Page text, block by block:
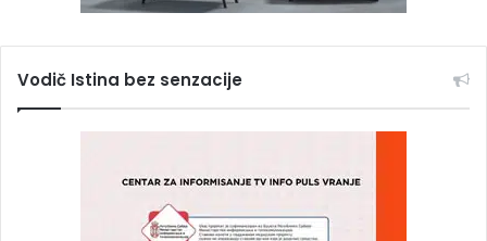
Vodič Istina bez senzacije